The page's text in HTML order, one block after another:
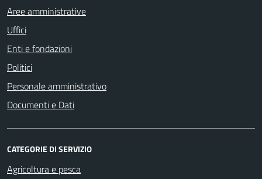
Aree amministrative
Uffici
Enti e fondazioni
Politici
Personale amministrativo
Documenti e Dati
CATEGORIE DI SERVIZIO
Agricoltura e pesca